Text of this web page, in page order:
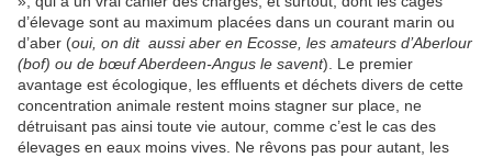
d’élevage sont au maximum placées dans un courant marin ou
d’aber (oui, on dit aussi aber en Ecosse, les amateurs d’Aberlour
(bof) ou de bœuf Aberdeen-Angus le savent). Le premier
avantage est écologique, les effluents et déchets divers de cette
concentration animale restent moins stagner sur place, ne
détruisant pas ainsi toute vie autour, comme c’est le cas des
élevages en eaux moins vives. Ne rêvons pas pour autant, les